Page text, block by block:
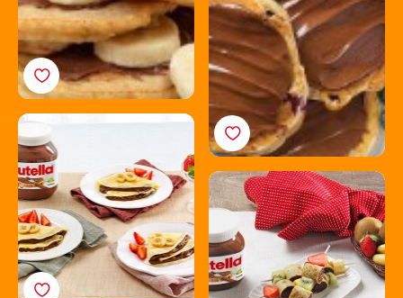
met Nutella®
hazelnootpasta
Pannenkoeken met
Nutella® en fruit
Pannenkoekenbrochettes
met Nutella®